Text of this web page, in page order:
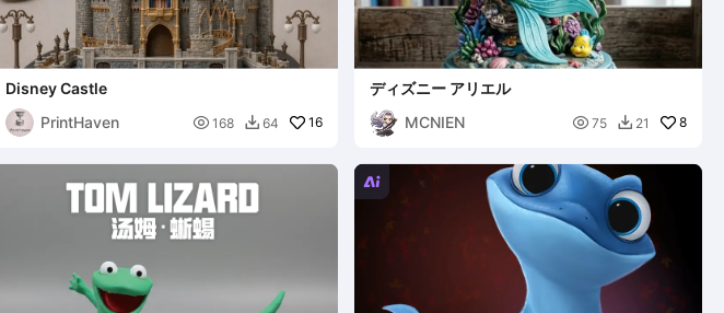
Disney Castle
PrintHaven
 168  64 16
ディズニー アリエル
MCNIEN
 75  21 8
